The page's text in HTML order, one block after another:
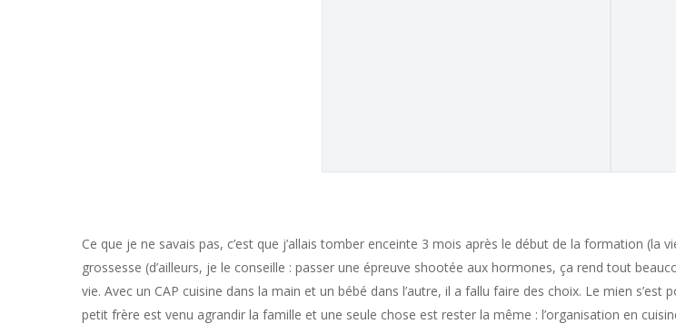
Ce que je ne savais pas, c’est que j’allais tomber enceinte 3 mois après le début de la formation (la
grossesse (d’ailleurs, je le conseille : passer une épreuve shootée aux hormones, ça rend tout
vie. Avec un CAP cuisine dans la main et un bébé dans l’autre, il a fallu faire des choix. Le mien
petit frère est venu agrandir la famille et une seule chose est rester la même : l’organisation en